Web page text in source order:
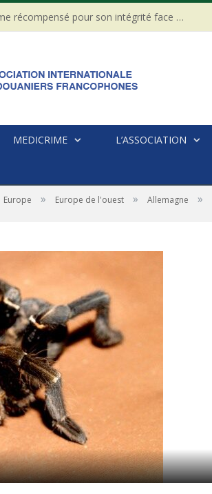
CÔTE D’IVOIRE : Un Gendarme récompensé pour son intégrité face à une tentative de corruption
MEDICRIME L’ASSOCIATION
Europe » Europe de l'ouest » Allemagne »